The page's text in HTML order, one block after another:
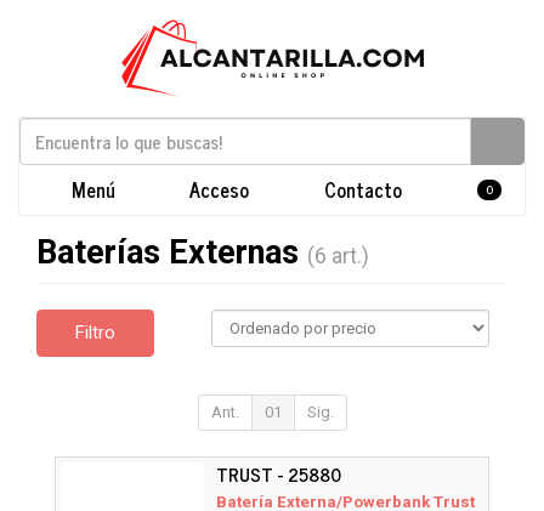
Menú Acceso Contacto 0
Baterías Externas (6 art.)
Filtro
Ant. 01 Sig.
TRUST - 25880
Batería Externa/Powerbank Trust